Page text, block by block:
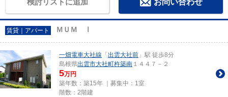
検討リストに追加 お問い合わせ
賃貸｜アパート ＭＵＭ Ⅰ
一畑電車大社線 「 出雲大社前 」駅 徒歩8分
島根県出雲市大社町杵築南 １４４７－２
5万円
築年数：築15年 ｜募集中： 1室
階数：2階建